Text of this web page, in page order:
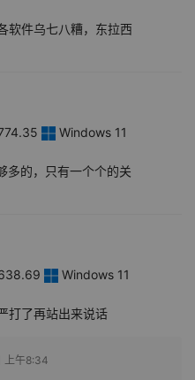
软件乌七八糟，东拉西
Windows 11
多的，只有一个个的关
Windows 11
打了再站出来说话
上午8:34